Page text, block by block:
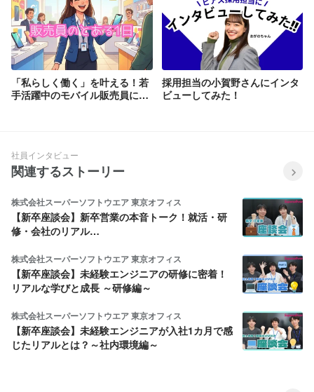
「私らしく働く」を叶える！若
手活躍中のモバイル販売員に密
採用担当の小賀野さんにインタ
ビューしてみた！
社員インタビュー
関連するストーリー
株式会社スーパーソフトウエア 東京オフィス
【新卒座談会】新卒営業の本音トーク！就活・研
修・会社のリアル…
株式会社スーパーソフトウエア 東京オフィス
【新卒座談会】未経験エンジニアの研修に密着！
リアルな学びと成長 ～研修編～
株式会社スーパーソフトウエア 東京オフィス
【新卒座談会】未経験エンジニアが入社1カ月で感
じたリアルとは？～社内環境編～